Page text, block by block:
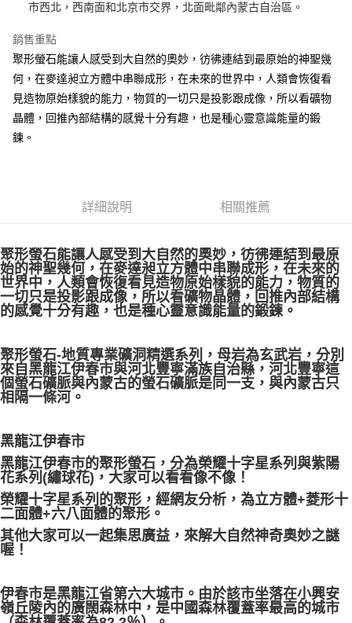
ATM付款
全家取貨付款
每筆NT$80，滿NT$3,000(含以上)免運費
賣家宅配幫您送（台灣）
郵局幫你送（離島）
每筆NT$80，滿NT$3,000(含以上)免運費
付款後門市自取
市西北，西南面和北京市交界，北面毗鄰內蒙古自治區。
銷售重點
聚形螢石能讓人感受到大自然的奧妙，彷彿連結到最原始的神聖幾
何，在麥達昶立方體中串聯成形，在未來的世界中，人類會恢復看
見造物原始樣貌的能力，物質的一切只是投影跟成像，所以看礦物
晶體，回推內部結構的感覺十分有趣，也是種心靈意識能量的鍛
鍊。
詳細說明 相關推薦
聚形螢石能讓人感受到大自然的奧妙，彷彿連結到最原
始的神聖幾何，在麥達昶立方體中串聯成形，在未來的
世界中，人類會恢復看見造物原始樣貌的能力，物質的
一切只是投影跟成像，所以看礦物晶體，回推內部結構
的感覺十分有趣，也是種心靈意識能量的鍛鍊。
聚形螢石-地質專業礦洞精選系列，母岩為玄武岩，分別
來自黑龍江伊春市與河北豐寧滿族自治縣，河北豐寧這
個螢石礦脈與內蒙古的螢石礦脈是同一支，與內蒙古只
相隔一條河。
黑龍江伊春市
黑龍江伊春市的聚形螢石，分為榮耀十字星系列與紫陽
花系列(繡球花)，大家可以看看像不像！
榮耀十字星系列的聚形，經網友分析，為立方體+菱形十
二面體+六八面體的聚形。
其他大家可以一起集思廣益，來解大自然神奇奧妙之謎
喔！
伊春市是黑龍江省第六大城市。由於該市坐落在小興安
嶺丘陵內的廣闊森林中，是中國森林覆蓋率最高的城市